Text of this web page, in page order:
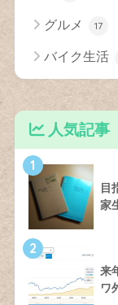
グルメ 17
バイク生活
人気記事
1
目
家
2
来
ワ